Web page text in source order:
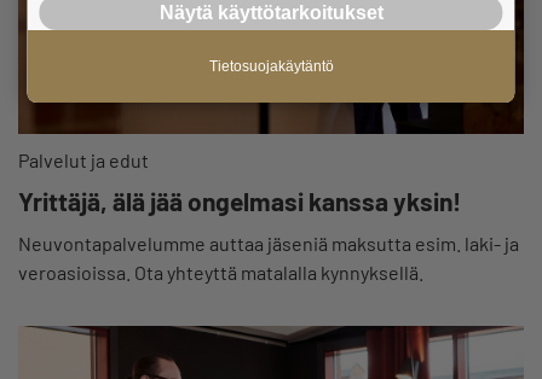
Palvelut ja edut
Yrittäjä, älä jää ongelmasi kanssa yksin!
Neuvontapalvelumme auttaa jäseniä maksutta esim. laki- ja
veroasioissa. Ota yhteyttä matalalla kynnyksellä.
Näytä käyttötarkoitukset
Tietosuojakäytäntö